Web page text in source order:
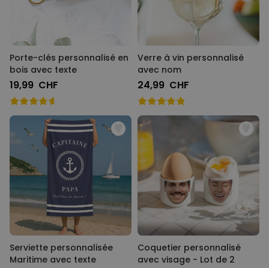
Porte-clés personnalisé en
bois avec texte
19,99 CHF
Verre à vin personnalisé
avec nom
24,99 CHF
Serviette personnalisée
Maritime avec texte
Coquetier personnalisé
avec visage - Lot de 2